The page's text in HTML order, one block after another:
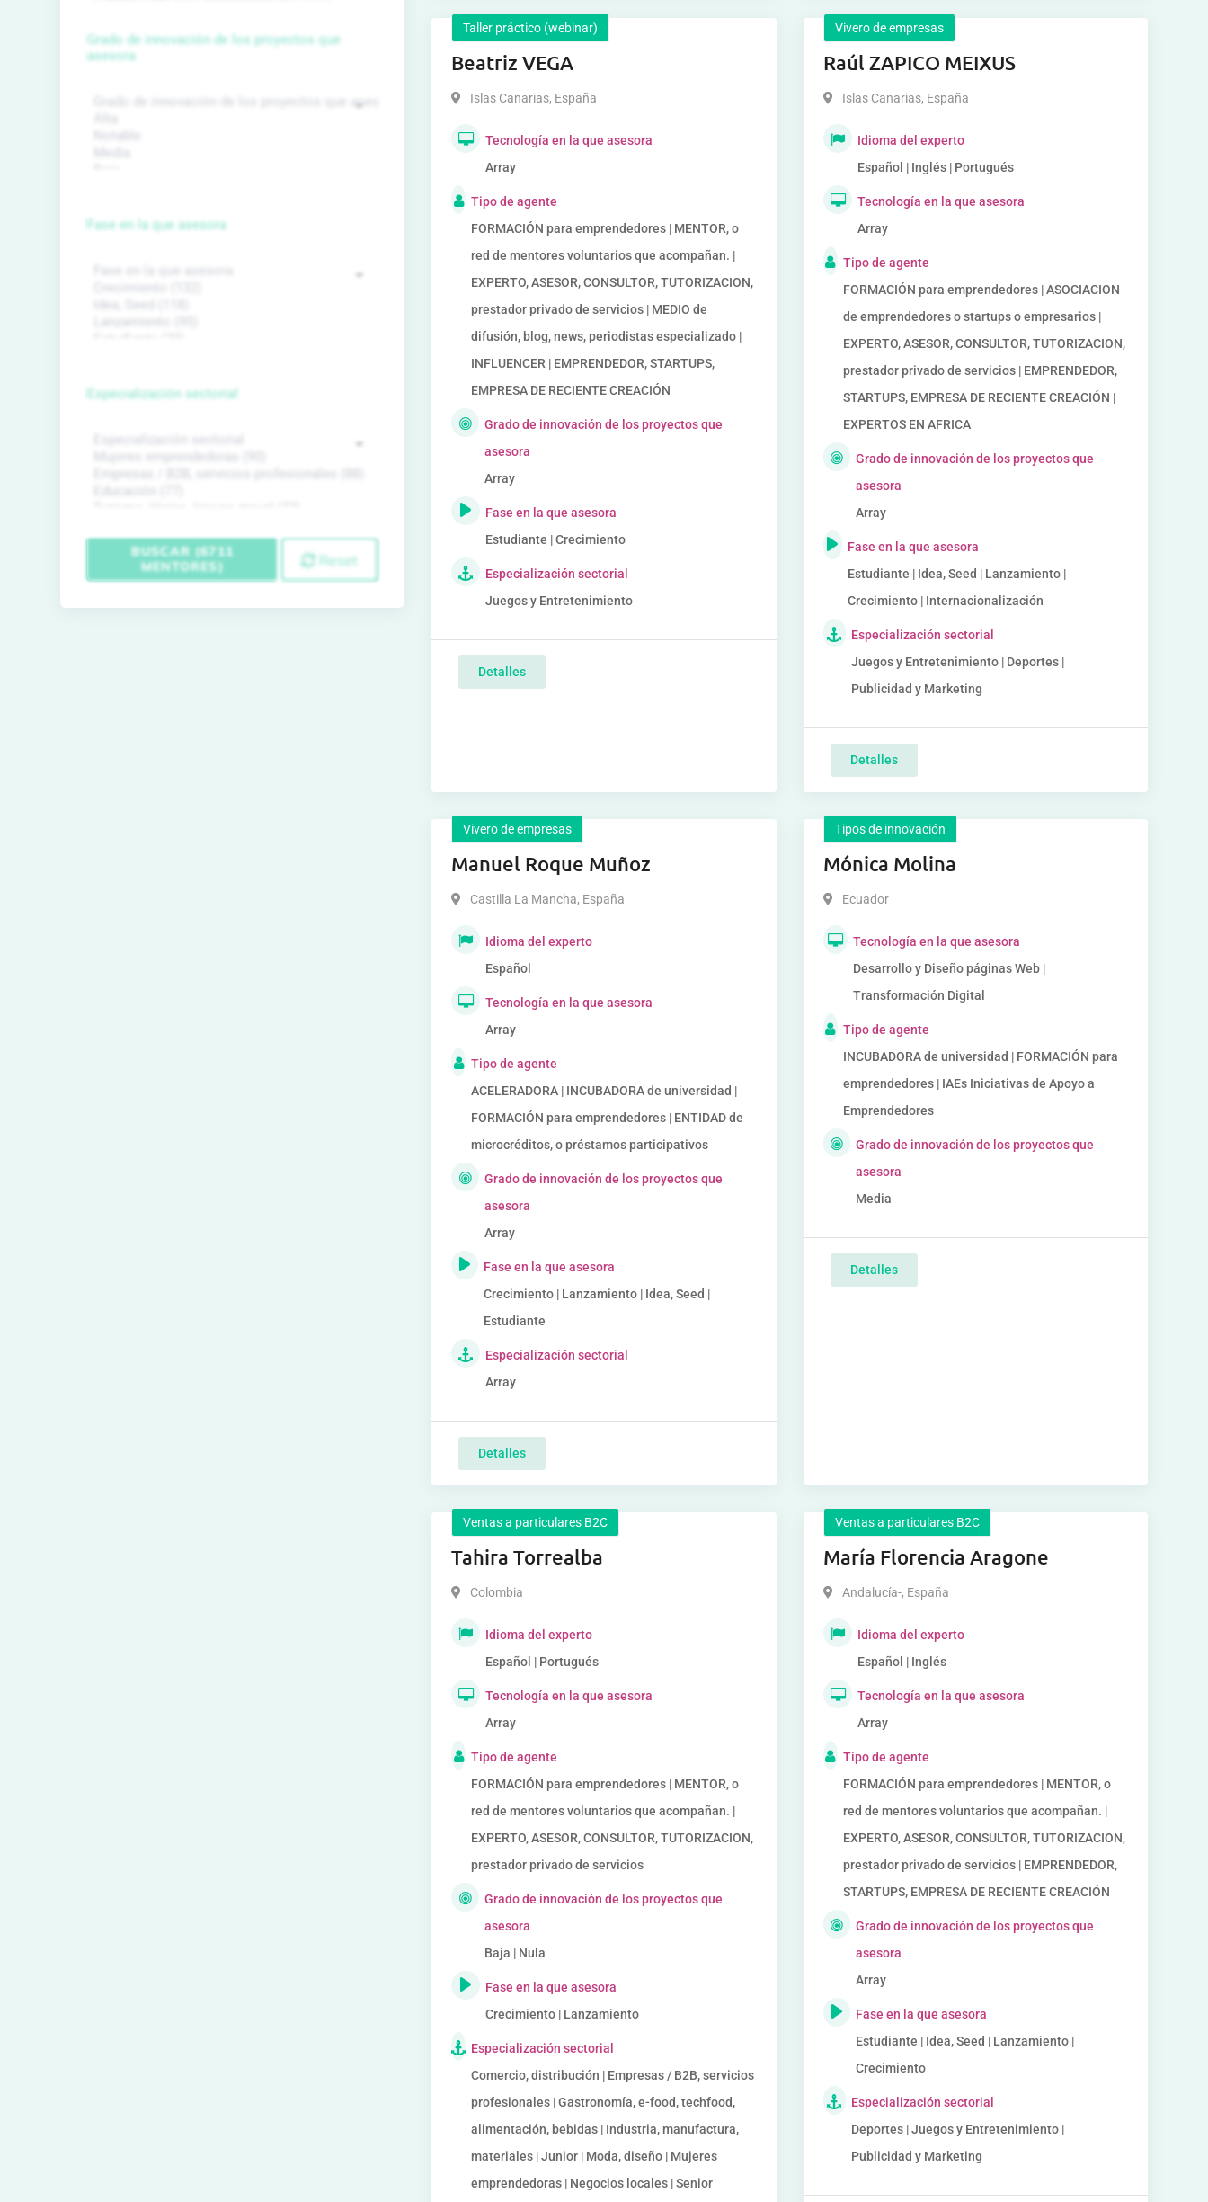
Taller práctico (webinar)
Beatriz VEGA
Islas Canarias, España
Tecnología en la que asesora
Array
Tipo de agente
FORMACIÓN para emprendedores | MENTOR, o
red de mentores voluntarios que acompañan. |
EXPERTO, ASESOR, CONSULTOR, TUTORIZACION,
prestador privado de servicios | MEDIO de
difusión, blog, news, periodistas especializado |
INFLUENCER | EMPRENDEDOR, STARTUPS,
EMPRESA DE RECIENTE CREACIÓN
Grado de innovación de los proyectos que
asesora
Array
Fase en la que asesora
Estudiante | Crecimiento
Especialización sectorial
Juegos y Entretenimiento
Detalles
Vivero de empresas
Raúl ZAPICO MEIXUS
Islas Canarias, España
Idioma del experto
Español | Inglés | Portugués
Tecnología en la que asesora
Array
Tipo de agente
FORMACIÓN para emprendedores | ASOCIACION
de emprendedores o startups o empresarios |
EXPERTO, ASESOR, CONSULTOR, TUTORIZACION,
prestador privado de servicios | EMPRENDEDOR,
STARTUPS, EMPRESA DE RECIENTE CREACIÓN |
EXPERTOS EN AFRICA
Grado de innovación de los proyectos que
asesora
Array
Fase en la que asesora
Estudiante | Idea, Seed | Lanzamiento |
Crecimiento | Internacionalización
Especialización sectorial
Juegos y Entretenimiento | Deportes |
Publicidad y Marketing
Detalles
Vivero de empresas
Manuel Roque Muñoz
Castilla La Mancha, España
Idioma del experto
Español
Tecnología en la que asesora
Array
Tipo de agente
ACELERADORA | INCUBADORA de universidad |
FORMACIÓN para emprendedores | ENTIDAD de
microcréditos, o préstamos participativos
Grado de innovación de los proyectos que
asesora
Array
Fase en la que asesora
Crecimiento | Lanzamiento | Idea, Seed |
Estudiante
Especialización sectorial
Array
Detalles
Tipos de innovación
Mónica Molina
Ecuador
Tecnología en la que asesora
Desarrollo y Diseño páginas Web |
Transformación Digital
Tipo de agente
INCUBADORA de universidad | FORMACIÓN para
emprendedores | IAEs Iniciativas de Apoyo a
Emprendedores
Grado de innovación de los proyectos que
asesora
Media
Detalles
Ventas a particulares B2C
Tahira Torrealba
Colombia
Idioma del experto
Español | Portugués
Tecnología en la que asesora
Array
Tipo de agente
FORMACIÓN para emprendedores | MENTOR, o
red de mentores voluntarios que acompañan. |
EXPERTO, ASESOR, CONSULTOR, TUTORIZACION,
prestador privado de servicios
Grado de innovación de los proyectos que
asesora
Baja | Nula
Fase en la que asesora
Crecimiento | Lanzamiento
Especialización sectorial
Comercio, distribución | Empresas / B2B, servicios
profesionales | Gastronomía, e-food, techfood,
alimentación, bebidas | Industria, manufactura,
materiales | Junior | Moda, diseño | Mujeres
emprendedoras | Negocios locales | Senior
Ventas a particulares B2C
María Florencia Aragone
Andalucía-, España
Idioma del experto
Español | Inglés
Tecnología en la que asesora
Array
Tipo de agente
FORMACIÓN para emprendedores | MENTOR, o
red de mentores voluntarios que acompañan. |
EXPERTO, ASESOR, CONSULTOR, TUTORIZACION,
prestador privado de servicios | EMPRENDEDOR,
STARTUPS, EMPRESA DE RECIENTE CREACIÓN
Grado de innovación de los proyectos que
asesora
Array
Fase en la que asesora
Estudiante | Idea, Seed | Lanzamiento |
Crecimiento
Especialización sectorial
Deportes | Juegos y Entretenimiento |
Publicidad y Marketing
Grado de innovación de los proyectos que
asesora
Fase en la que asesora
Especialización sectorial
BUSCAR (6711
MENTORES)
Reset